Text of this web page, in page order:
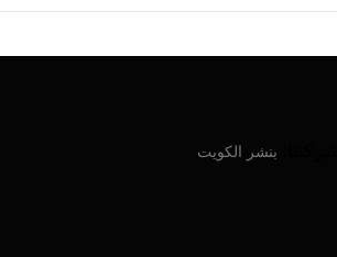
بنشر الكويت